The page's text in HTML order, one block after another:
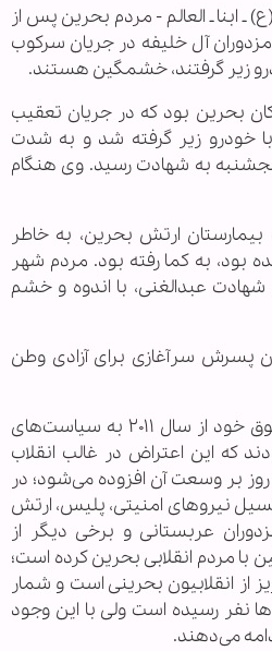
ـ ابنا ـ العالم - مردم بحرین پس از
آل خلیفه در جریان سرکوب
زیر گرفتند، خشمگین هستند.
بحرین بود که در جریان تعقیب
خودرو زیر گرفته شد و به شدت
به شهادت رسید. وی هنگام
بیمارستان ارتش بحرین، به خاطر
بود، به کما رفته بود. مردم شهر
عبدالغنی، با اندوه و خشم
پسرش سرآغازی برای آزادی وطن
مردم بحرین برای احقاق حقوق خود از سال ۲۰۱۱ به سیاست‌های
که این اعتراض در غالب انقلاب
روز بر وسعت آن افزوده می‌شود؛ در
نیروهای امنیتی، پلیس، ارتش
عربستانی و برخی دیگر از
با مردم انقلابی بحرین کرده است؛
از انقلابیون بحرینی است و شمار
نفر رسیده است ولی با این وجود
می‌دهند.